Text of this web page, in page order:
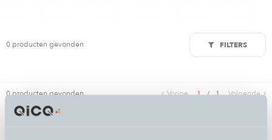
0 producten gevonden FILTERS
0 producten gevonden Vorige 1 / 1 Volgende
Dé verende stuurpen voor jouw Stromer komt van